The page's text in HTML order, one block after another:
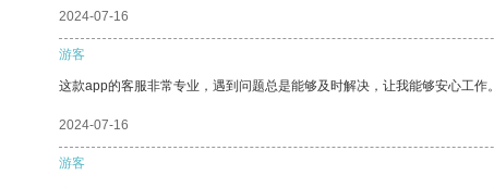
2024-07-16
游客
这款app的客服非常专业，遇到问题总是能够及时解决，让我能够安心工作。
2024-07-16
游客